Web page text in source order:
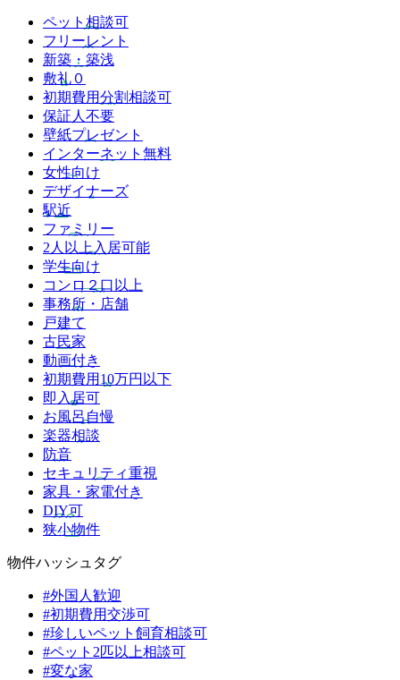
ペット相談可
フリーレント
新築・築浅
敷礼０
初期費用分割相談可
保証人不要
壁紙プレゼント
インターネット無料
女性向け
デザイナーズ
駅近
ファミリー
2人以上入居可能
学生向け
コンロ２口以上
事務所・店舗
戸建て
古民家
動画付き
初期費用10万円以下
即入居可
お風呂自慢
楽器相談
防音
セキュリティ重視
家具・家電付き
DIY可
狭小物件
物件ハッシュタグ
#外国人歓迎
#初期費用交渉可
#珍しいペット飼育相談可
#ペット2匹以上相談可
#変な家